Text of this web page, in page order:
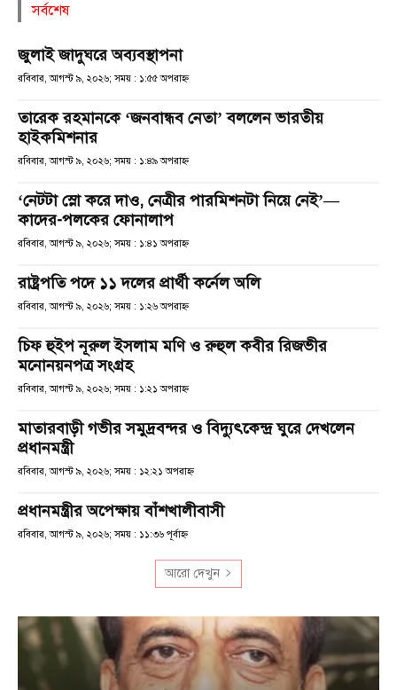
সর্বশেষ
জুলাই জাদুঘরে অব্যবস্থাপনা
রবিবার, আগস্ট ৯, ২০২৬; সময় : ১:৫৫ অপরাহ্ণ
তারেক রহমানকে ‘জনবান্ধব নেতা’ বললেন ভারতীয়
হাইকমিশনার
রবিবার, আগস্ট ৯, ২০২৬; সময় : ১:৪৯ অপরাহ্ণ
‘নেটটা স্লো করে দাও, নেত্রীর পারমিশনটা নিয়ে নেই’—
কাদের-পলকের ফোনালাপ
রবিবার, আগস্ট ৯, ২০২৬; সময় : ১:৪১ অপরাহ্ণ
রাষ্ট্রপতি পদে ১১ দলের প্রার্থী কর্নেল অলি
রবিবার, আগস্ট ৯, ২০২৬; সময় : ১:২৬ অপরাহ্ণ
চিফ হুইপ নূরুল ইসলাম মণি ও রুহুল কবীর রিজভীর
মনোনয়নপত্র সংগ্রহ
রবিবার, আগস্ট ৯, ২০২৬; সময় : ১:২১ অপরাহ্ণ
মাতারবাড়ী গভীর সমুদ্রবন্দর ও বিদ্যুৎকেন্দ্র ঘুরে দেখলেন
প্রধানমন্ত্রী
রবিবার, আগস্ট ৯, ২০২৬; সময় : ১২:২১ অপরাহ্ণ
প্রধানমন্ত্রীর অপেক্ষায় বাঁশখালীবাসী
রবিবার, আগস্ট ৯, ২০২৬; সময় : ১১:৩৬ পূর্বাহ্ণ
আরো দেখুন